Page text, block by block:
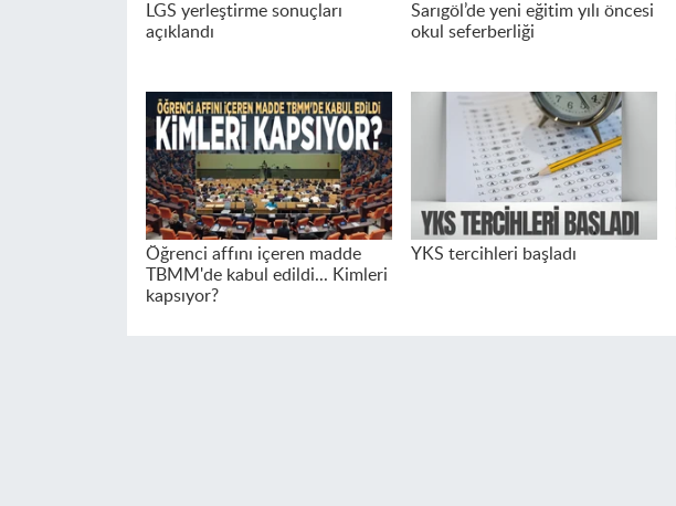
LGS yerleştirme sonuçları
açıklandı
Sarıgöl’de yeni eğitim yılı öncesi
okul seferberliği
Öğrenci affını içeren madde
TBMM'de kabul edildi... Kimleri
kapsıyor?
YKS tercihleri başladı